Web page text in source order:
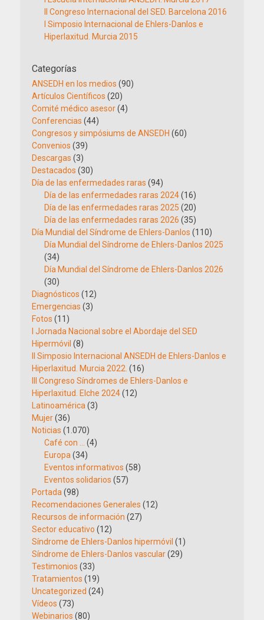
II Congreso Internacional del SED. Barcelona 2016
I Simposio Internacional de Ehlers-Danlos e
Hiperlaxitud. Murcia 2015
Categorías
ANSEDH en los medios (90)
Artículos Científicos (20)
Comité médico asesor(4)
Conferencias (44)
Congresos y simpósiums de ANSEDH (60)
Convenios (39)
Descargas (3)
Destacados (30)
Día de las enfermedades raras (94)
Día de las enfermedades raras 2024(16)
Día de las enfermedades raras 2025 (20)
Día de las enfermedades raras 2026 (35)
Día Mundial del Síndrome de Ehlers-Danlos (110)
Día Mundial del Síndrome de Ehlers-Danlos 2025
(34)
Día Mundial del Síndrome de Ehlers-Danlos 2026
(30)
Diagnósticos (12)
Emergencias (3)
Fotos (11)
I Jornada Nacional sobre el Abordaje del SED
Hipermóvil (8)
II Simposio Internacional ANSEDH de Ehlers-Danlos e
Hiperlaxitud. Murcia 2022. (16)
III Congreso Síndromes de Ehlers-Danlos e
Hiperlaxitud. Elche 2024(12)
Latinoamérica (3)
Mujer(36)
Noticias (1.070)
Café con …
(4)
Europa (34)
Eventos informativos (58)
Eventos solidarios (57)
Portada (98)
Recomendaciones Generales (12)
Recursos de información (27)
Sector educativo (12)
Síndrome de Ehlers-Danlos hipermóvil (1)
Síndrome de Ehlers-Danlos vascular(29)
Testimonios (33)
Tratamientos (19)
Uncategorized (24)
Vídeos (73)
Webinarios (80)